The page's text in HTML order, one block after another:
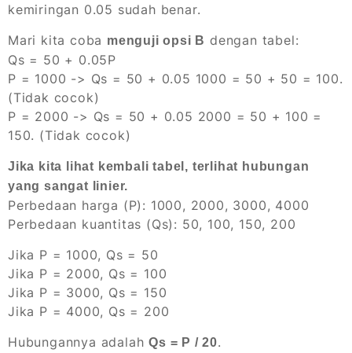
kemiringan 0.05 sudah benar.
Mari kita coba menguji opsi B dengan tabel:
Qs = 50 + 0.05P
P = 1000 -> Qs = 50 + 0.05 1000 = 50 + 50 = 100.
(Tidak cocok)
P = 2000 -> Qs = 50 + 0.05 2000 = 50 + 100 =
150. (Tidak cocok)
Jika kita lihat kembali tabel, terlihat hubungan
yang sangat linier.
Perbedaan harga (P): 1000, 2000, 3000, 4000
Perbedaan kuantitas (Qs): 50, 100, 150, 200
Jika P = 1000, Qs = 50
Jika P = 2000, Qs = 100
Jika P = 3000, Qs = 150
Jika P = 4000, Qs = 200
Hubungannya adalahQs = P / 20.